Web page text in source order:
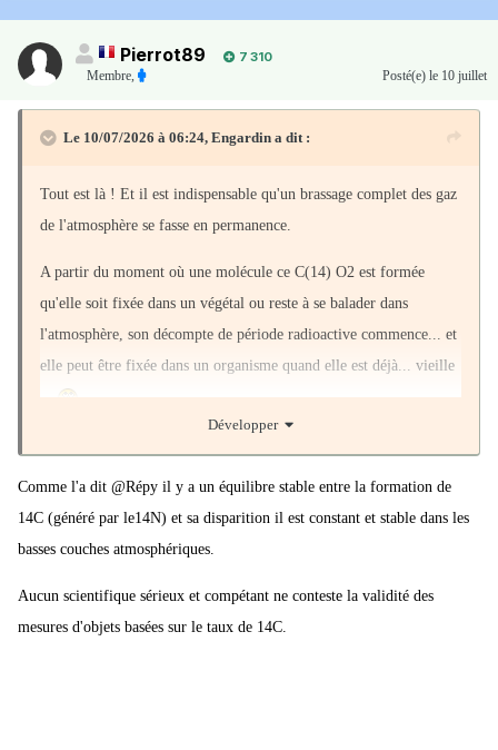
Pierrot89
7 310
Membre, Posté(e) le 10 juillet
Le 10/07/2026 à 06:24, Engardin a dit :
Tout est là ! Et il est indispensable qu'un brassage complet des gaz
de l'atmosphère se fasse en permanence.
A partir du moment où une molécule ce C(14) O2 est formée
qu'elle soit fixée dans un végétal ou reste à se balader dans
l'atmosphère, son décompte de période radioactive commence... et
elle peut être fixée dans un organisme quand elle est déjà... vieille
...
Développer
Comme l'a dit @Répy il y a un équilibre stable entre la formation de
14C (généré par le14N) et sa disparition il est constant et stable dans les
basses couches atmosphériques.
Aucun scientifique sérieux et compétant ne conteste la validité des
mesures d'objets basées sur le taux de 14C.